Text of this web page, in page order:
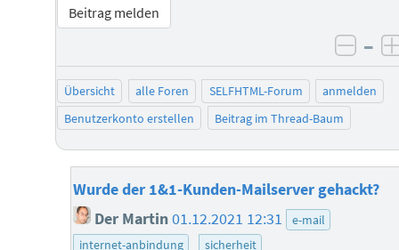
Beitrag melden
–
Übersicht alle Foren SELFHTML-Forum
anmelden
Benutzerkonto erstellen
Beitrag im Thread-Baum
Wurde der 1&1-Kunden-Mailserver gehackt?
Der Martin01.12.2021 12:31
e-mail
internet-anbindung
sicherheit